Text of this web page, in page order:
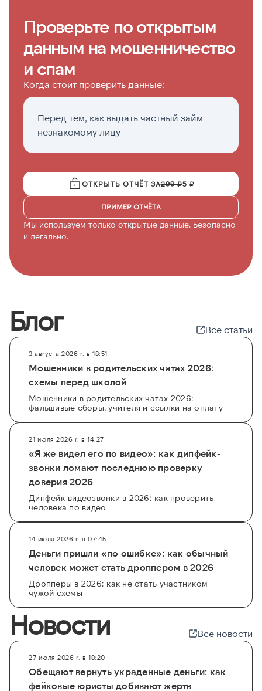
Проверьте по открытым
данным на мошенничество
и спам
Когда стоит проверить данные:
Перед тем, как выдать частный займ
незнакомому лицу
ОТКРЫТЬ ОТЧЁТ ЗА299 ₽5 ₽
ПРИМЕР ОТЧЁТА
Мы используем только открытые данные. Безопасно
и легально.
Блог Все статьи
3 августа 2026 г. в 18:51
Мошенники в родительских чатах 2026:
схемы перед школой
Мошенники в родительских чатах 2026:
фальшивые сборы, учителя и ссылки на оплату
21 июля 2026 г. в 14:27
«Я же видел его по видео»: как дипфейк-
звонки ломают последнюю проверку
доверия 2026
Дипфейк-видеозвонки в 2026: как проверить
человека по видео
14 июля 2026 г. в 07:45
Деньги пришли «по ошибке»: как обычный
человек может стать дроппером в 2026
Дропперы в 2026: как не стать участником
чужой схемы
Новости Все новости
27 июля 2026 г. в 18:20
Обещают вернуть украденные деньги: как
фейковые юристы добивают жертв